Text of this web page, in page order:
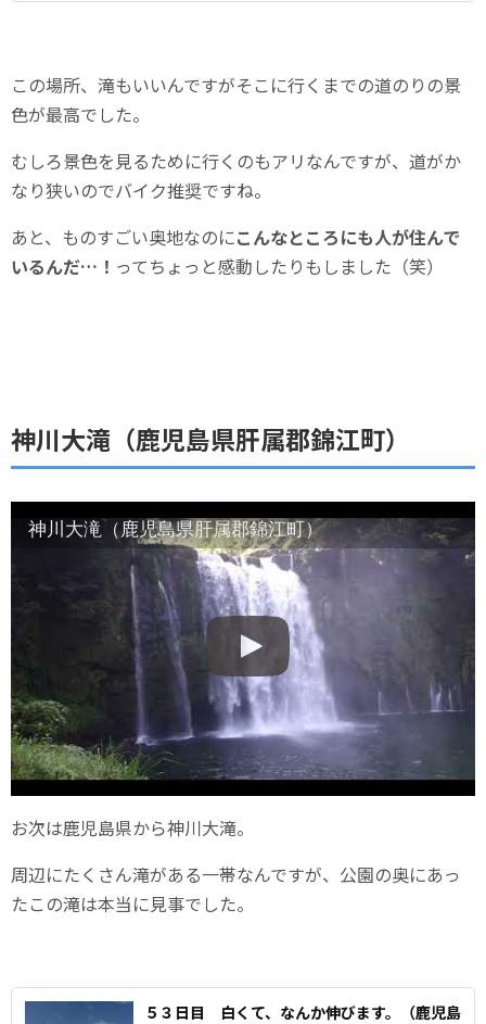
この場所、滝もいいんですがそこに行くまでの道のりの景
色が最高でした。
むしろ景色を見るために行くのもアリなんですが、道がか
なり狭いのでバイク推奨ですね。
あと、ものすごい奥地なのにこんなところにも人が住んで
いるんだ…！ ってちょっと感動したりもしました（笑）
神川大滝（鹿児島県肝属郡錦江町）
神川大滝（鹿児島県肝属郡錦江町）
お次は鹿児島県から神川大滝。
周辺にたくさん滝がある一帯なんですが、公園の奥にあっ
たこの滝は本当に見事でした。
５３日目 白くて、なんか伸びます。（鹿児島